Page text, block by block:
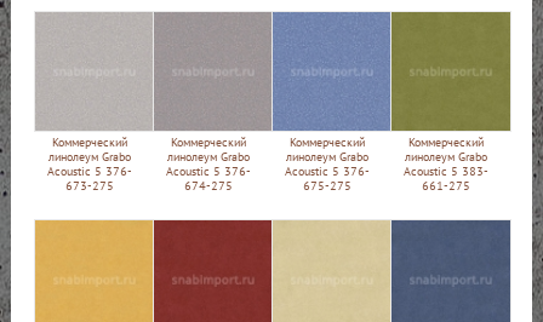
Коммерческий
линолеум Grabo
Acoustic 5 376-
673-275
Коммерческий
линолеум Grabo
Acoustic 5 376-
674-275
Коммерческий
линолеум Grabo
Acoustic 5 376-
675-275
Коммерческий
линолеум Grabo
Acoustic 5 383-
661-275